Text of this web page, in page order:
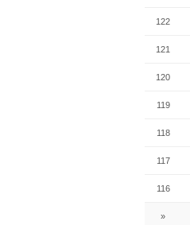
122
121
120
119
118
117
116
»